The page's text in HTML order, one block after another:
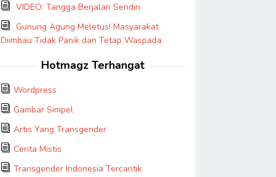
VIDEO: Tangga Berjalan Sendiri
Gunung Agung Meletus! Masyarakat
Diimbau Tidak Panik dan Tetap Waspada
Hotmagz Terhangat
Wordpress
Gambar Simpel
Artis Yang Transgender
Cerita Mistis
Transgender Indonesia Tercantik